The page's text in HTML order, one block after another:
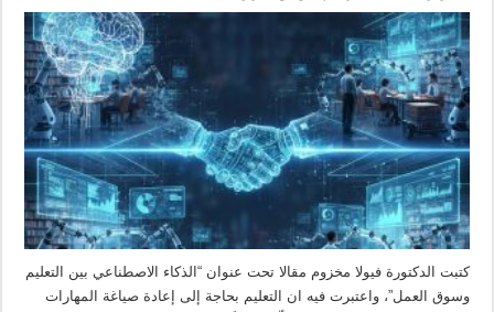
كتبت الدكتورة فيولا مخزوم مقالا تحت عنوان “الذكاء الاصطناعي بين التعليم
وسوق العمل”، واعتبرت فيه ان التعليم بحاجة إلى إعادة صياغة المهارات